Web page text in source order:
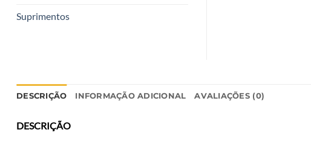
Suprimentos
DESCRIÇÃO INFORMAÇÃO ADICIONAL AVALIAÇÕES (0)
DESCRIÇÃO